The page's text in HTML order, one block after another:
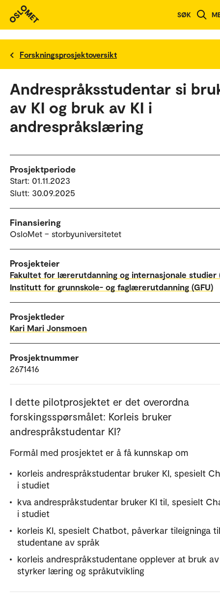
SØK
Forskningsprosjektoversikt
Andrespråksstudentar si
av KI og bruk av KI i
andrespråkslæring
Prosjektperiode
Start: 01.11.2023
Slutt: 30.09.2025
Finansiering
OsloMet – storbyuniversitetet
Prosjekteier
Fakultet for lærerutdanning og internasjonale studier
Institutt for grunnskole- og faglærerutdanning (GFU)
Prosjektleder
Kari Mari Jonsmoen
Prosjektnummer
2671416
I dette pilotprosjektet er det overordna
forskingsspørsmålet: Korleis bruker
andrespråkstudentar KI?
Formål med prosjektet er å få kunnskap om
korleis andrespråkstudentar bruker KI, spesielt
i studiet
kva andrespråkstudentar bruker KI til, spesielt
i studiet
korleis KI, spesielt Chatbot, påverkar tileigninga til
studentane av språk
korleis andrespråkstudentane opplever at bruk av
styrker læring og språkutvikling